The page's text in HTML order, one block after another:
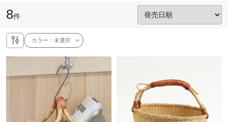
8件
カラー：未選択